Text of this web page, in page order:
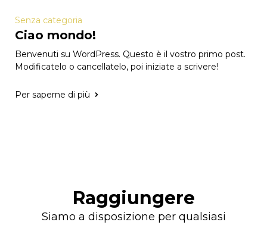
Senza categoria
Ciao mondo!
Benvenuti su WordPress. Questo è il vostro primo post.
Modificatelo o cancellatelo, poi iniziate a scrivere!
Per saperne di più
Raggiungere
Siamo a disposizione per qualsiasi